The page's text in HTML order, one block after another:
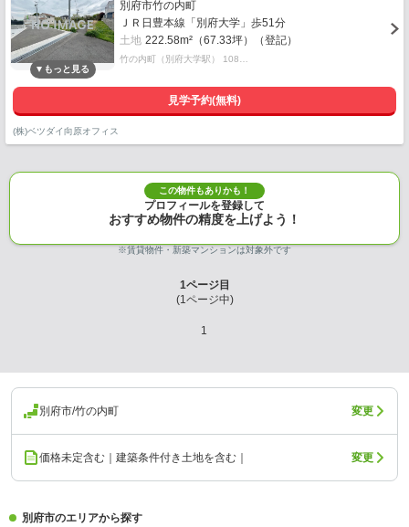
別府市竹の内町
ＪＲ日豊本線「別府大学」歩51分
土地 222.58m²（67.33坪）（登記）
竹の内町（別府大学駅） 108…
見学予約(無料)
(株)ベツダイ向原オフィス
この物件もありかも！
プロフィールを登録して
おすすめ物件の精度を上げよう！
※賃貸物件・新築マンションは対象外です
1ページ目
(1ページ中)
1
別府市/竹の内町 変更
価格未定含む｜建築条件付き土地を含む｜ 変更
別府市のエリアから探す